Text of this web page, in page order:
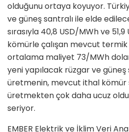
olduğunu ortaya koyuyor.
ve güneş santralı ile elde
sırasıyla 40,8 USD/MWh ve
kömürle çalışan mevcut
ortalama maliyet 73/MWh
yeni yapılacak rüzgar ve
üretmenin, mevcut ithal kömür
üretmekten çok daha ucuz
seriyor.
EMBER Elektrik ve İklim Veri